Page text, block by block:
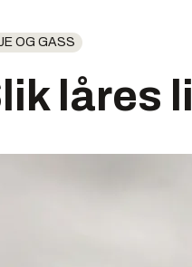
OG GASS
låres